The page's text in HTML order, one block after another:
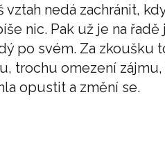
nedá zachránit,
nic. Pak už je na
po svém. Za zkoušku
trochu omezení
opustit a změní se.